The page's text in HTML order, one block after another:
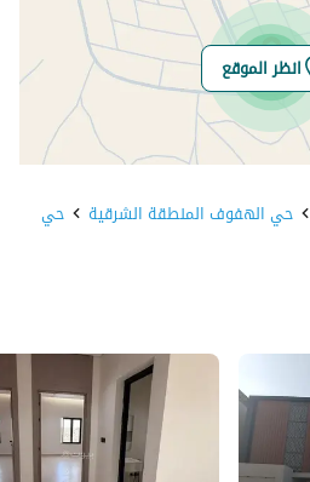
49.591091500000076
للبيع
-
300
10
انظر الموقع
حي الهفوف المنطقة الشرقية حي